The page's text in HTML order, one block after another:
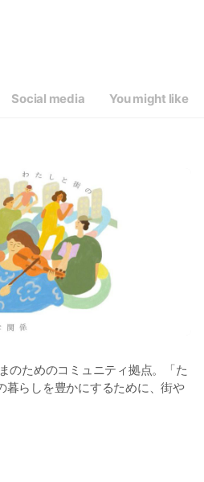
Social media You might like
のためのコミュニティ拠点。「た
暮らしを豊かにするために、街や
開しています。